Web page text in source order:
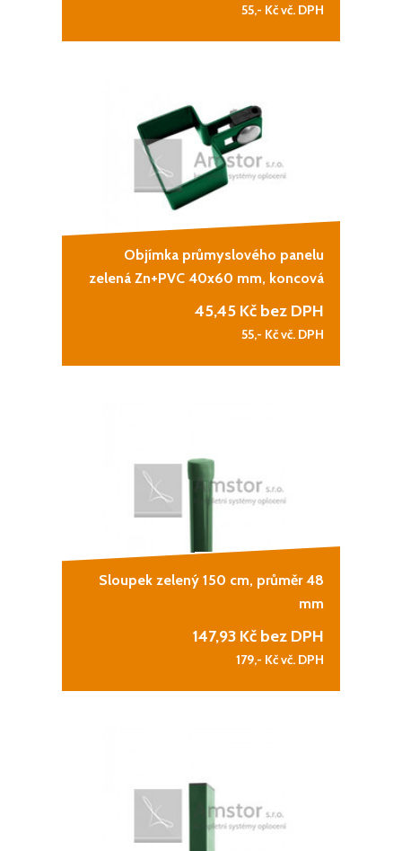
55,- Kč vč. DPH
Objímka průmyslového panelu
zelená Zn+PVC 40x60 mm, koncová
45,45 Kč bez DPH
55,- Kč vč. DPH
Sloupek zelený 150 cm, průměr 48
mm
147,93 Kč bez DPH
179,- Kč vč. DPH